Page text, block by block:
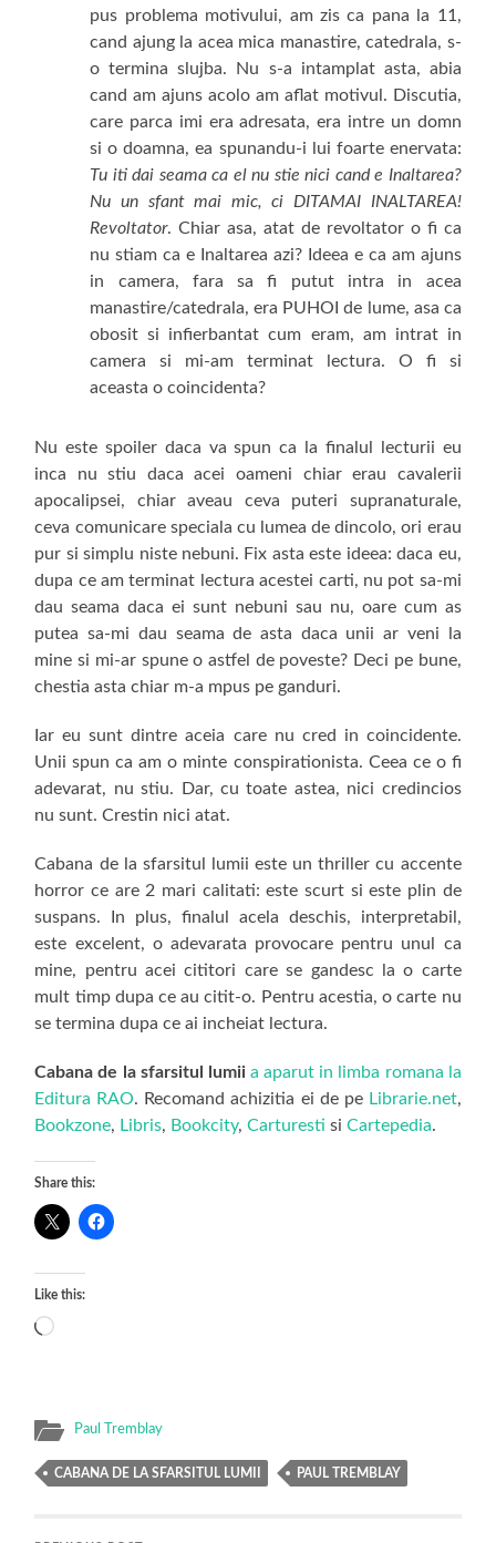
pus problema motivului, am zis ca pana la 11,
cand ajung la acea mica manastire, catedrala, s-
o termina slujba. Nu s-a intamplat asta, abia
cand am ajuns acolo am aflat motivul. Discutia,
care parca imi era adresata, era intre un domn
si o doamna, ea spunandu-i lui foarte enervata:
Tu iti dai seama ca el nu stie nici cand e Inaltarea?
Nu un sfant mai mic, ci DITAMAI INALTAREA!
Revoltator. Chiar asa, atat de revoltator o fi ca
nu stiam ca e Inaltarea azi? Ideea e ca am ajuns
in camera, fara sa fi putut intra in acea
manastire/catedrala, era PUHOI de lume, asa ca
obosit si infierbantat cum eram, am intrat in
camera si mi-am terminat lectura. O fi si
aceasta o coincidenta?
Nu este spoiler daca va spun ca la finalul lecturii eu
inca nu stiu daca acei oameni chiar erau cavalerii
apocalipsei, chiar aveau ceva puteri supranaturale,
ceva comunicare speciala cu lumea de dincolo, ori erau
pur si simplu niste nebuni. Fix asta este ideea: daca eu,
dupa ce am terminat lectura acestei carti, nu pot sa-mi
dau seama daca ei sunt nebuni sau nu, oare cum as
putea sa-mi dau seama de asta daca unii ar veni la
mine si mi-ar spune o astfel de poveste? Deci pe bune,
chestia asta chiar m-a mpus pe ganduri.
Iar eu sunt dintre aceia care nu cred in coincidente.
Unii spun ca am o minte conspirationista. Ceea ce o fi
adevarat, nu stiu. Dar, cu toate astea, nici credincios
nu sunt. Crestin nici atat.
Cabana de la sfarsitul lumii este un thriller cu accente
horror ce are 2 mari calitati: este scurt si este plin de
suspans. In plus, finalul acela deschis, interpretabil,
este excelent, o adevarata provocare pentru unul ca
mine, pentru acei cititori care se gandesc la o carte
mult timp dupa ce au citit-o. Pentru acestia, o carte nu
se termina dupa ce ai incheiat lectura.
Cabana de la sfarsitul lumii a aparut in limba romana la
Editura RAO. Recomand achizitia ei de pe Librarie.net,
Bookzone, Libris, Bookcity,Carturesti siCartepedia.
Share this:
Like this:
Loading…
Paul Tremblay
CABANA DE LA SFARSITUL LUMII PAUL TREMBLAY